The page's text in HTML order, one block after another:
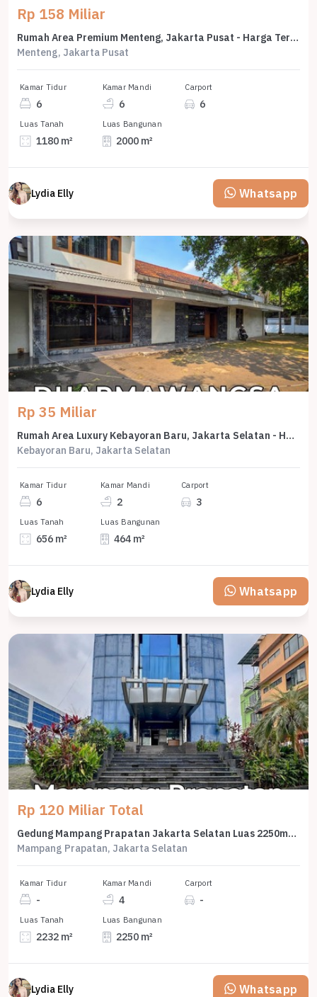
Rp 158 Miliar
Rumah Area Premium Menteng, Jakarta Pusat - Harga Terbaik 158 Miliar
Menteng, Jakarta Pusat
Kamar Tidur
6
Kamar Mandi
6
Carport
6
Luas Tanah
1180 m²
Luas Bangunan
2000 m²
Lydia Elly Whatsapp
Rp 35 Miliar
Rumah Area Luxury Kebayoran Baru, Jakarta Selatan - Harga Terbaik 35 Miliar
Kebayoran Baru, Jakarta Selatan
Kamar Tidur
6
Kamar Mandi
2
Carport
3
Luas Tanah
656 m²
Luas Bangunan
464 m²
Lydia Elly Whatsapp
Rp 120 Miliar Total
Gedung Mampang Prapatan Jakarta Selatan Luas 2250m2 Dijual Cepat
Mampang Prapatan, Jakarta Selatan
Kamar Tidur
-
Kamar Mandi
4
Carport
-
Luas Tanah
2232 m²
Luas Bangunan
2250 m²
Lydia Elly Whatsapp